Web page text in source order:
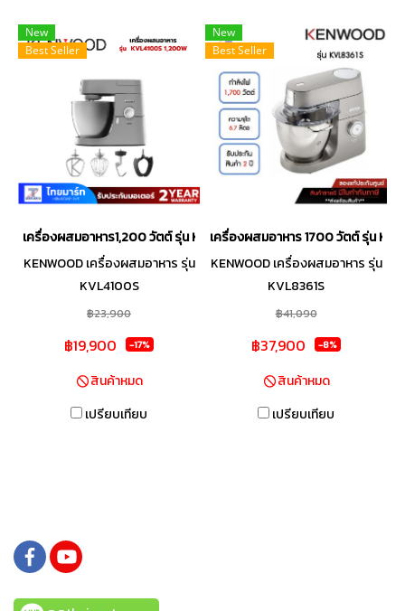
New
Best Seller
เครื่องผสมอาหาร1,200 วัตต์ รุ่น KVL4100S
KENWOOD เครื่องผสมอาหาร รุ่น
KVL4100S
฿23,900
฿19,900 -17%
สินค้าหมด
เปรียบเทียบ
New
Best Seller
เครื่องผสมอาหาร 1700 วัตต์ รุ่น
KENWOOD เครื่องผสมอาหาร รุ่น
KVL8361S
฿41,090
฿37,900 -8%
สินค้าหมด
เปรียบเทียบ